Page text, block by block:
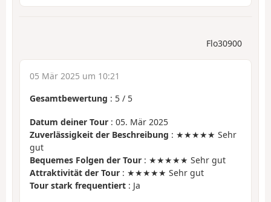
Flo30900
05 Mär 2025 um 10:21
Gesamtbewertung : 5 / 5
Datum deiner Tour : 05. Mär 2025
Zuverlässigkeit der Beschreibung : ★★★★★ Sehr
gut
Bequemes Folgen der Tour : ★★★★★ Sehr gut
Attraktivität der Tour : ★★★★★ Sehr gut
Tour stark frequentiert : Ja